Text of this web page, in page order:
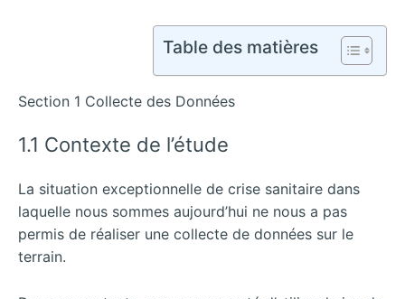
Table des matières
Section 1 Collecte des Données
1.1 Contexte de l’étude
La situation exceptionnelle de crise sanitaire dans
laquelle nous sommes aujourd’hui ne nous a pas
permis de réaliser une collecte de données sur le
terrain.